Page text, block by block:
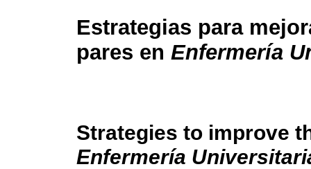
Estrategias para
pares en Enfermería
Strategies to improve
Enfermería